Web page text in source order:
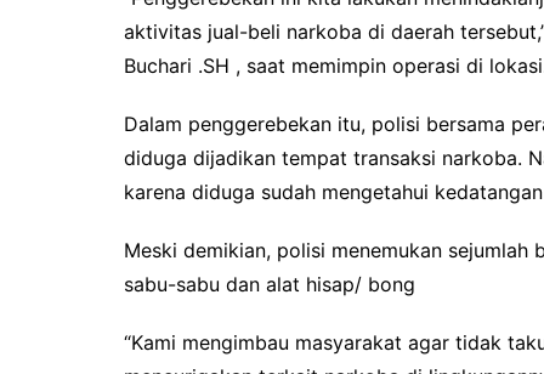
aktivitas jual-beli narkoba di daerah
Buchari .SH , saat memimpin operasi di
Dalam penggerebekan itu, polisi bersama
diduga dijadikan tempat transaksi narkoba.
karena diduga sudah mengetahui
Meski demikian, polisi menemukan
sabu-sabu dan alat hisap/ bong
“Kami mengimbau masyarakat agar tidak